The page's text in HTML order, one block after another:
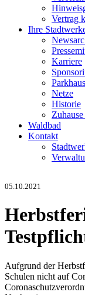
Vertrag
Ihre
Karriere
Parkhaus
Netze
Historie
Waldbad
Kontakt
05.10.2021
Aufgrund der
Schulen nicht auf